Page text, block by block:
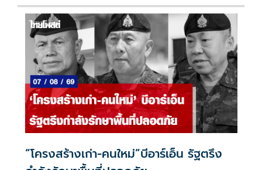
“โครงสร้างเก่า-คนใหม่”บีอาร์เอ็น รัฐตรึง